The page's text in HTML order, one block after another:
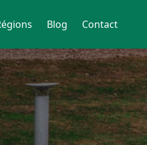
Blog Contact